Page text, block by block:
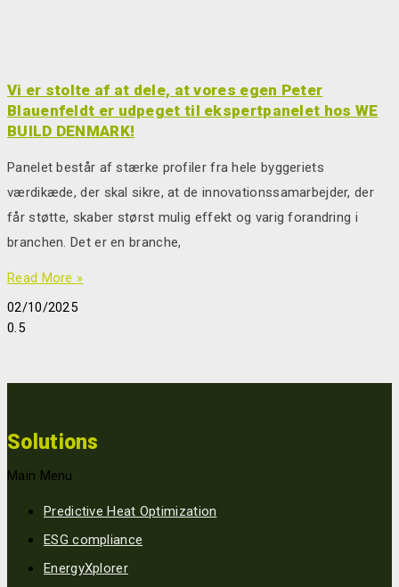
Vi er stolte af at dele, at vores egen Peter
Blauenfeldt er udpeget til ekspertpanelet hos WE
BUILD DENMARK!
Panelet består af stærke profiler fra hele byggeriets
værdikæde, der skal sikre, at de innovationssamarbejder, der
får støtte, skaber størst mulig effekt og varig forandring i
branchen. Det er en branche,
Read More »
02/10/2025
Solutions
Main Menu
Predictive Heat Optimization
ESG compliance
EnergyXplorer